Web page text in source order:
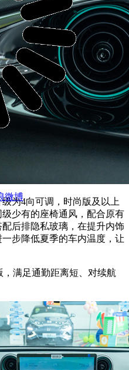
为4向可调，时尚版及以上
少有的座椅通风，配合原有
后排隐私玻璃，在提升内饰
步降低夏季的车内温度，让
满足通勤距离短、对续航
微博